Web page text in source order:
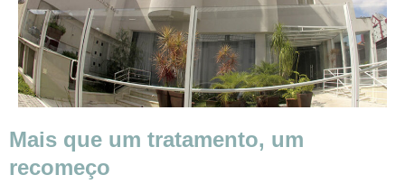
Mais que um tratamento, um
recomeço